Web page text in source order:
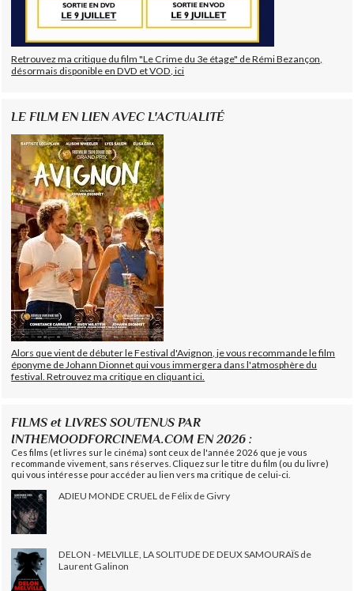
Retrouvez ma critique du film "Le Crime du 3e étage" de Rémi Bezançon,
désormais disponible en DVD et VOD, ici
LE FILM EN LIEN AVEC L'ACTUALITÉ
Alors que vient de débuter le Festival d'Avignon, je vous recommande le film
éponyme de Johann Dionnet qui vous immergera dans l'atmosphère du
festival. Retrouvez ma critique en cliquant ici.
FILMS et LIVRES SOUTENUS PAR
INTHEMOODFORCINEMA.COM EN 2026 :
Ces films (et livres sur le cinéma) sont ceux de l'année 2026 que je vous
recommande vivement, sans réserves. Cliquez sur le titre du film (ou du livre)
qui vous intéresse pour accéder au lien vers ma critique de celui-ci.
ADIEU MONDE CRUEL de Félix de Givry
DELON - MELVILLE, LA SOLITUDE DE DEUX SAMOURAÏS de
Laurent Galinon